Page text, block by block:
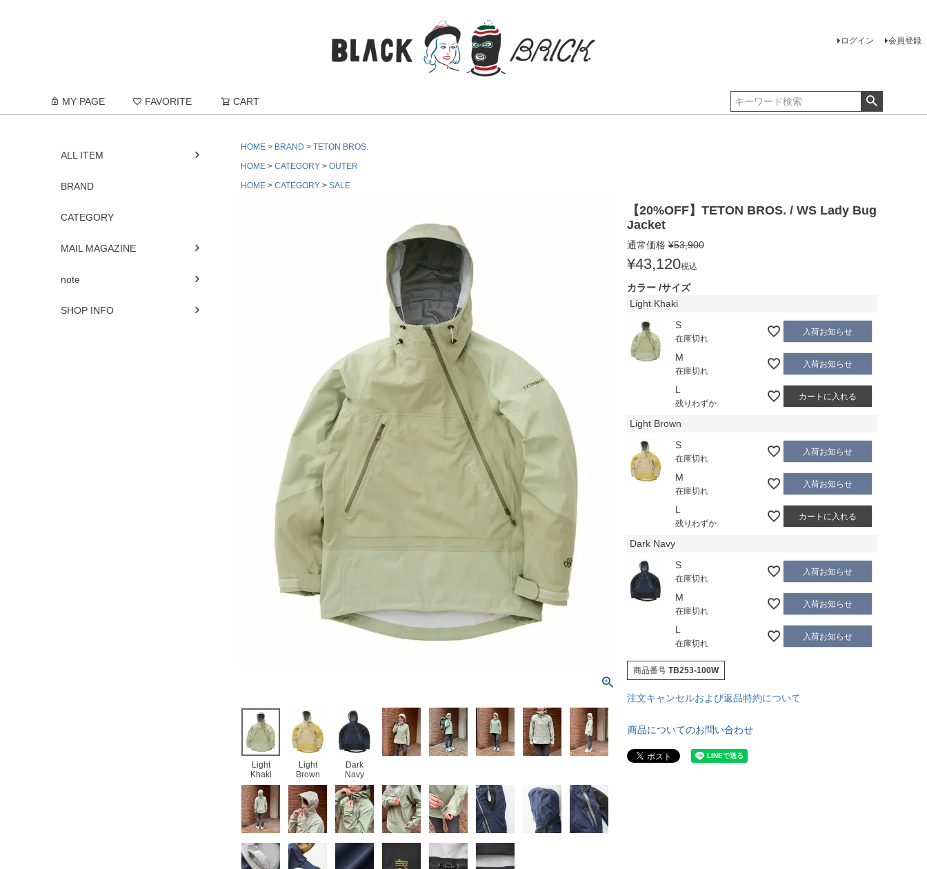
ログイン 会員登録
MY PAGE FAVORITE CART
ALL ITEM
BRAND
CATEGORY
MAIL MAGAZINE
note
SHOP INFO
HOME BRAND
TETON BROS.
HOME
CATEGORY
OUTER
HOME
CATEGORY SALE
Light
Khaki
Light
Brown
Dark
Navy
【20%OFF】TETON BROS. / WS Lady Bug
Jacket
通常価格 ¥53,900
¥43,120税込
カラー サイズ
Light Khaki
S
在庫切れ
入荷お知らせ
M
在庫切れ
入荷お知らせ
L
残りわずか
カートに入れる
Light Brown
S
在庫切れ
入荷お知らせ
M
在庫切れ
入荷お知らせ
L
残りわずか
カートに入れる
Dark Navy
S
在庫切れ
入荷お知らせ
M
在庫切れ
入荷お知らせ
L
在庫切れ
入荷お知らせ
商品番号 TB253-100W
注文キャンセルおよび返品特約について
商品についてのお問い合わせ